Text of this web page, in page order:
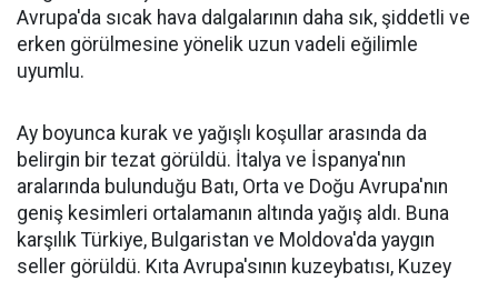
Avrupa'da sıcak hava dalgalarının daha sık, şiddetli ve
erken görülmesine yönelik uzun vadeli eğilimle
uyumlu.
Ay boyunca kurak ve yağışlı koşullar arasında da
belirgin bir tezat görüldü. İtalya ve İspanya'nın
aralarında bulunduğu Batı, Orta ve Doğu Avrupa'nın
geniş kesimleri ortalamanın altında yağış aldı. Buna
karşılık Türkiye, Bulgaristan ve Moldova'da yaygın
seller görüldü. Kıta Avrupa'sının kuzeybatısı, Kuzey